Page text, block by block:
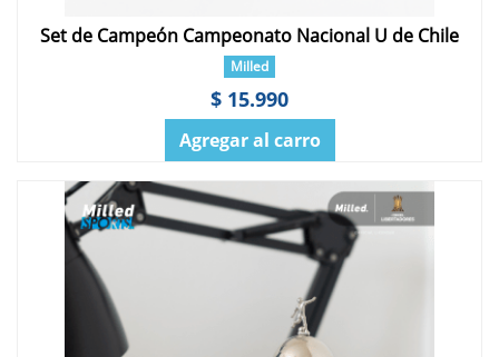
Set de Campeón Campeonato Nacional U de Chile
Milled
$ 15.990
Agregar al carro